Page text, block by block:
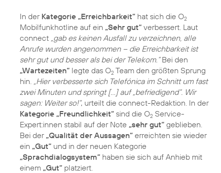
In der Kategorie „Erreichbarkeit“ hat sich die O2
Mobilfunkhotline auf ein „Sehr gut“ verbessert. Laut
connect „gab es keinen Ausfall zu verzeichnen, alle
Anrufe wurden angenommen – die Erreichbarkeit ist
sehr gut und besser als bei der Telekom.“Bei den
„Wartezeiten“ legte das O2 Team den größten Sprung
hin.
„Hier verbesserte sich Telefónica im Schnitt um fast
zwei Minuten und springt […] auf „befriedigend“. Wir
sagen: Weiter so!“, urteilt die connect-Redaktion. In der
Kategorie „Freundlichkeit“ sind die O2 Service-
Expert:innen stabil auf der Note „sehr gut“ geblieben.
Bei der „Qualität der Aussagen“ erreichten sie wieder
ein „Gut“ und in der neuen Kategorie
„Sprachdialogsystem“ haben sie sich auf Anhieb mit
einem „Gut“ platziert.